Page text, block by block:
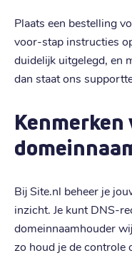
Plaats een bestelling
voor-stap instructies
duidelijk uitgelegd, en
dan staat ons
Kenmerken
Bij Site.nl beheer je
inzicht. Je kunt DNS-
domeinnaamhouder
zo houd je de controle